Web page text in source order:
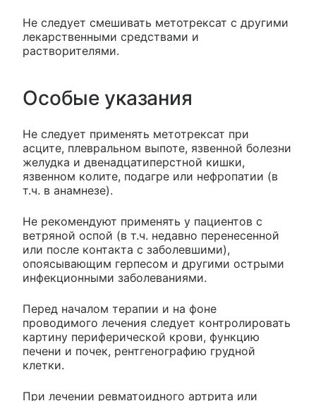
Не следует смешивать метотрексат с другими
лекарственными средствами и
растворителями.
Особые указания
Не следует применять метотрексат при
асците, плевральном выпоте, язвенной болезни
желудка и двенадцатиперстной кишки,
язвенном колите, подагре или нефропатии (в
т.ч. в анамнезе).
Не рекомендуют применять у пациентов с
ветряной оспой (в т.ч. недавно перенесенной
или после контакта с заболевшими),
опоясывающим герпесом и другими острыми
инфекционными заболеваниями.
Перед началом терапии и на фоне
проводимого лечения следует контролировать
картину периферической крови, функцию
печени и почек, рентгенографию грудной
клетки.
При лечении ревматоидного артрита или